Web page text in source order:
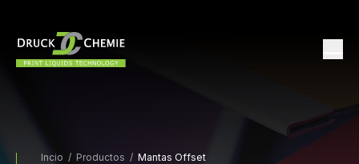
Incio / Productos / Mantas Offset